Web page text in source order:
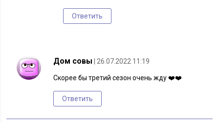
Ответить
Дом совы | 26.07.2022 11:19
Скорее бы третий сезон очень жду ❤️❤️
Ответить